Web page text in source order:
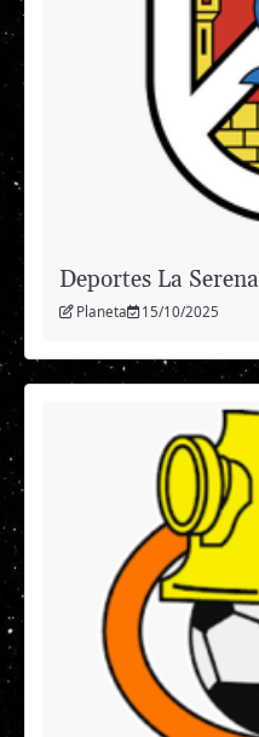
Deportes La Serena
Planeta 15/10/2025